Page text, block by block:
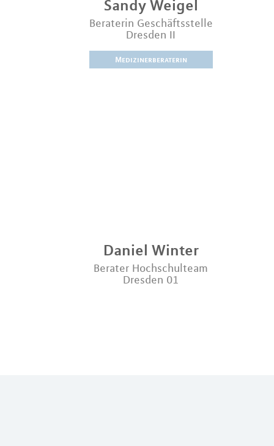
Sandy Weigel
Beraterin Geschäftsstelle
Dresden II
Medizinerberaterin
Daniel Winter
Berater Hochschulteam
Dresden 01